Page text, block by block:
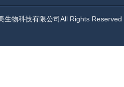
生物科技有限公司All Rights